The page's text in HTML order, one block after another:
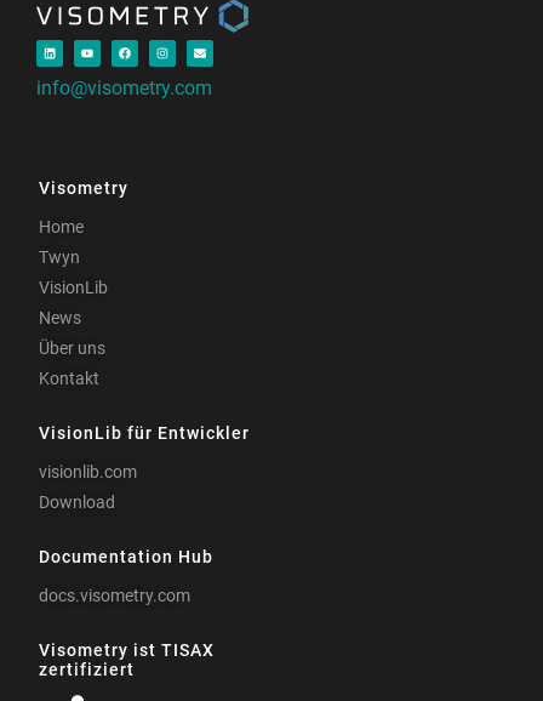
info@visometry.com
Visometry
Home
Twyn
VisionLib
News
Über uns
Kontakt
VisionLib für Entwickler
visionlib.com
Download
Documentation Hub
docs.visometry.com
Visometry ist TISAX
zertifiziert